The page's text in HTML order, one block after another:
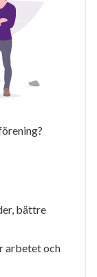
bättre
arbetet och